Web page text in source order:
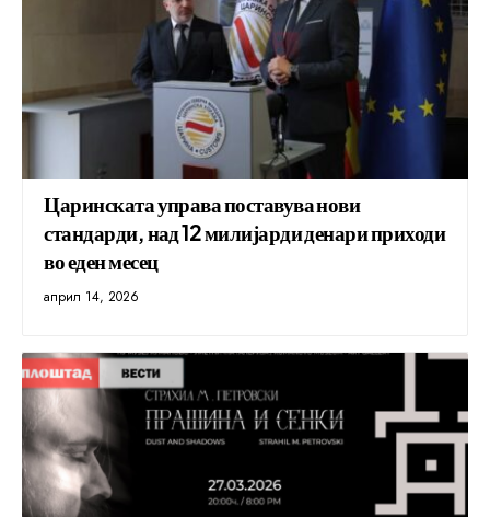
Царинската управа поставува нови
стандарди, над 12 милијарди денари приходи
во еден месец
април 14, 2026